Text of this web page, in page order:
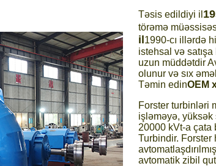
Təsis edildiyi il
törəmə
il1990-cı illərdə
istehsal və
uzun müddətdir
olunur və sıx
Təmin edinOEM
Forster turbinləri
işləməyə, yüksək
20000 kVt-a çata
Turbindir. Forster
avtomatik zibil